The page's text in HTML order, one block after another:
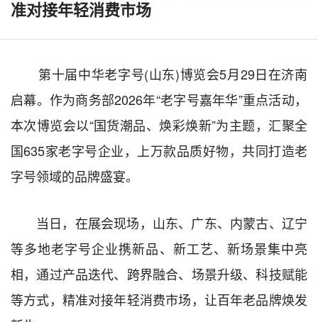
准对接年轻消费市场
第十届中华老字号(山东)博览会5月29日在济南
启幕。作为商务部2026年“老字号嘉年华”重点活动，
本次博览会以“国货潮品、焕彩焕新”为主题，汇聚全
国635家老字号企业，上万款品质好物，共同打造老
字号领域的品牌盛宴。
当日，在展会现场，山东、广东、内蒙古、辽宁
等多地老字号企业携新品、新工艺、新场景集中亮
相，通过产品迭代、跨界融合、场景升级、科技赋能
等方式，精准对接年轻消费市场，让百年老品牌焕发